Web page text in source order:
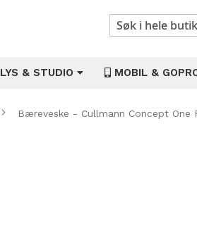
Søk
LYS & STUDIO MOBIL &
Bæreveske - Cullmann Concept One